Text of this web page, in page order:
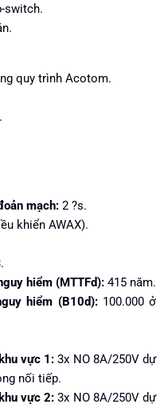
switch.
quy trình Acotom.
mạch:2 ?s.
khiển AWAX).
hiểm (MTTFd):415 năm.
hiểm (B10d):100.000 ở
vực 1: 3x NO 8A/250V dự
nối tiếp.
vực 2: 3x NO 8A/250V dự